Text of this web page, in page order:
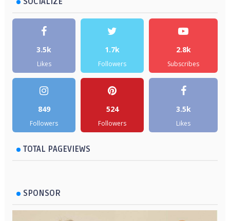
3.5k
Likes
1.7k
Followers
2.8k
Subscribes
849
Followers
524
Followers
3.5k
Likes
TOTAL PAGEVIEWS
SPONSOR